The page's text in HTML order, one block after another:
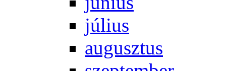
jú­li­us
au­gusz­tus